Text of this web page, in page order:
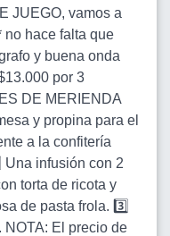
JUEGO, vamos a
no hace falta que
y buena onda
por 3
DE MERIENDA
y propina para el
a la confitería
infusión con 2
torta de ricota y
de pasta frola. 3️⃣
NOTA: El precio de